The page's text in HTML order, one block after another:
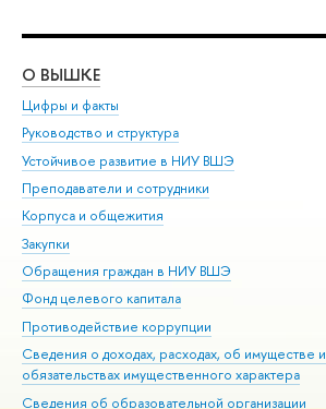
О ВЫШКЕ
Цифры и факты
Руководство и структура
Устойчивое развитие в НИУ ВШЭ
Преподаватели и сотрудники
Корпуса и общежития
Закупки
Обращения граждан в НИУ ВШЭ
Фонд целевого капитала
Противодействие коррупции
Сведения о доходах, расходах, об имуществе и
обязательствах имущественного характера
Сведения об образовательной организации